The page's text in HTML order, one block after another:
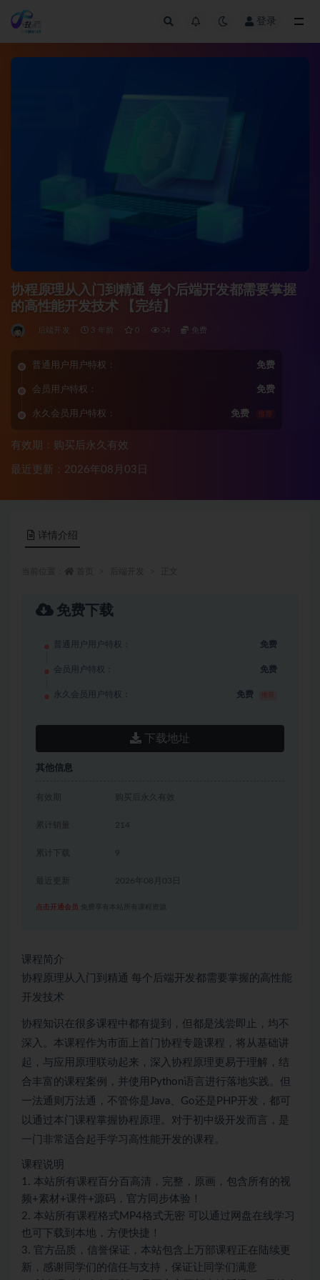
登录
协程原理从入门到精通 每个后端开发都需要掌握
的高性能开发技术 【完结】
后端开发 3 年前 0 34 免费
普通用户用户特权： 免费
会员用户特权： 免费
永久会员用户特权： 免费 推荐
有效期：购买后永久有效
最近更新：2026年08月03日
详情介绍
免费下载
普通用户用户特权： 免费
会员用户特权： 免费
永久会员用户特权： 免费
下载地址
其他信息
有效期 购买后永久有效
累计销量 214
累计下载 9
2026年08月03日
点击开通会员 免费享有本站所有课程资源
课程简介
协程原理从入门到精通 每个后端开发都需要掌握的高性能
开发技术
协程知识在很多课程中都有提到，但都是浅尝即止，均不
深入。本课程作为市面上首门协程专题课程，将从基础讲
起，与应用原理联动起来，深入协程原理更易于理解，结
合丰富的课程案例，并使用Python语言进行落地实践。但
一法通则万法通，不管你是Java、Go还是PHP开发，都可
以通过本门课程掌握协程原理。对于初中级开发而言，是
一门非常适合起手学习高性能开发的课程。
课程说明
1. 本站所有课程百分百高清，完整，原画，包含所有的视
频+素材+课件+源码，官方同步体验！
2. 本站所有课程格式MP4格式无密 可以通过网盘在线学习
也可下载到本地，方便快捷！
3. 官方品质，信誉保证，本站包含上万部课程正在陆续更
新，感谢同学们的信任与支持，保证让同学们满意